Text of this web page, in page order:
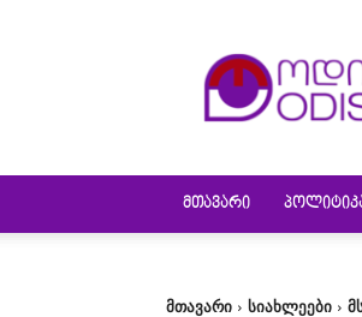
ᲛᲗᲐᲕᲐᲠᲘ
მთავარი სიახლეები